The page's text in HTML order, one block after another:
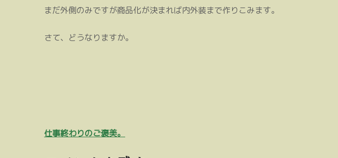
まだ外側のみですが商品化が決まれば内外装まで作りこみます。
さて、どうなりますか。
投
仕事終わりのご褒美。